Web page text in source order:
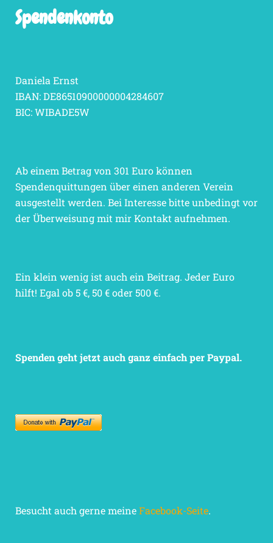
Spendenkonto
Daniela Ernst
IBAN: DE86510900000004284607
BIC: WIBADE5W
Ab einem Betrag von 301 Euro können
Spendenquittungen über einen anderen Verein
ausgestellt werden. Bei Interesse bitte unbedingt vor
der Überweisung mit mir Kontakt aufnehmen.
Ein klein wenig ist auch ein Beitrag. Jeder Euro
hilft! Egal ob 5 €, 50 € oder 500 €.
Spenden geht jetzt auch ganz einfach per Paypal.
Besucht auch gerne meineFacebook-Seite.